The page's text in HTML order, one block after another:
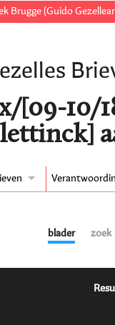
Brugge (Guido
[09-10/
blader zoek